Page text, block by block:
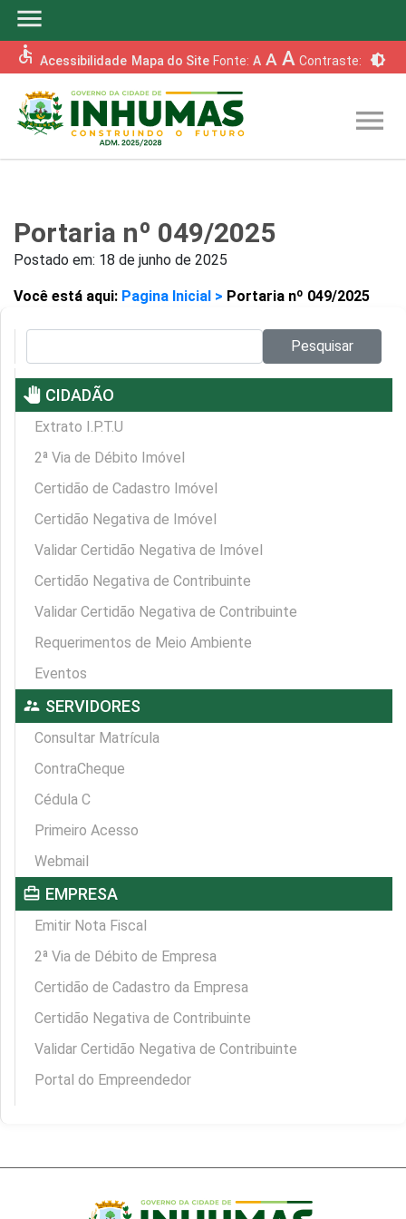
menu
accessible Acessibilidade Mapa do Site Fonte: A A A Contraste: brightness_6
menu
Portaria nº 049/2025
Postado em: 18 de junho de 2025
Você está aqui: Pagina Inicial > Portaria nº 049/2025
Pesquisar
pan_tool CIDADÃO
Extrato I.P.T.U
2ª Via de Débito Imóvel
Certidão de Cadastro Imóvel
Certidão Negativa de Imóvel
Validar Certidão Negativa de Imóvel
Certidão Negativa de Contribuinte
Validar Certidão Negativa de Contribuinte
Requerimentos de Meio Ambiente
Eventos
supervisor_account SERVIDORES
Consultar Matrícula
ContraCheque
Cédula C
Primeiro Acesso
Webmail
card_travel EMPRESA
Emitir Nota Fiscal
2ª Via de Débito de Empresa
Certidão de Cadastro da Empresa
Certidão Negativa de Contribuinte
Validar Certidão Negativa de Contribuinte
Portal do Empreendedor